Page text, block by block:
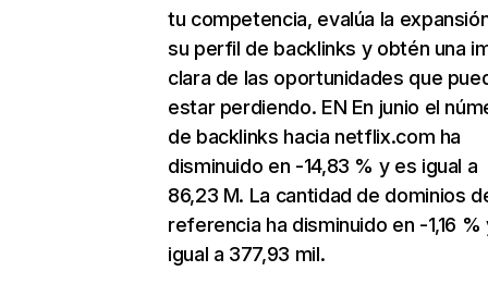
tu competencia, evalúa la
su perfil de backlinks y obtén una
clara de las oportunidades que
estar perdiendo. EN En junio el
de backlinks hacia netflix.com ha
disminuido en -14,83 % y es igual a
86,23 M. La cantidad de dominios
referencia ha disminuido en -1,16 %
igual a 377,93 mil.